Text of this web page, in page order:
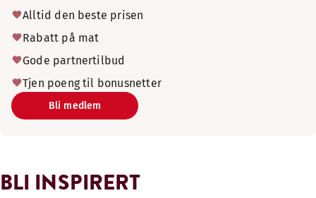
Alltid den beste prisen
Rabatt på mat
Gode partnertilbud
Tjen poeng til bonusnetter
Bli medlem
BLI INSPIRERT